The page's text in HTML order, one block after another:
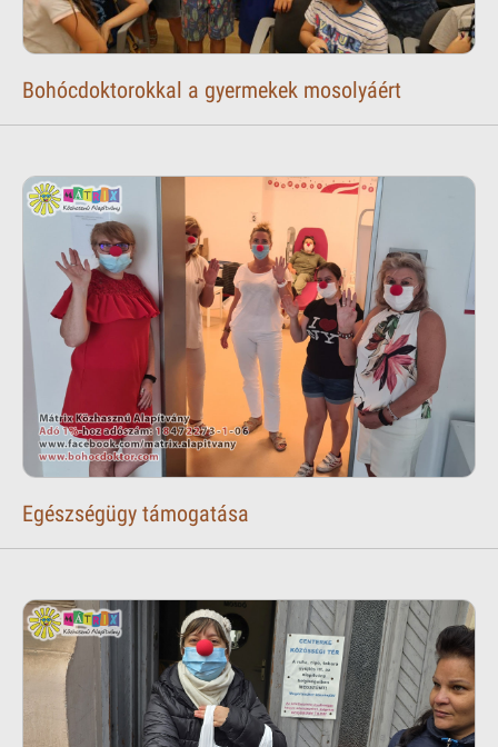
Bohócdoktorokkal a gyermekek mosolyáért
Egészségügy támogatása